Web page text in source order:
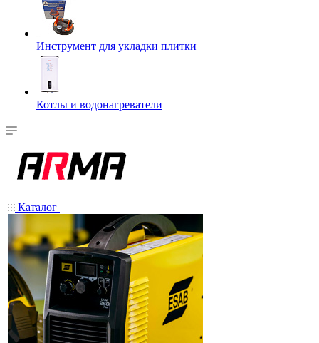
Инструмент для укладки плитки
Котлы и водонагреватели
Каталог